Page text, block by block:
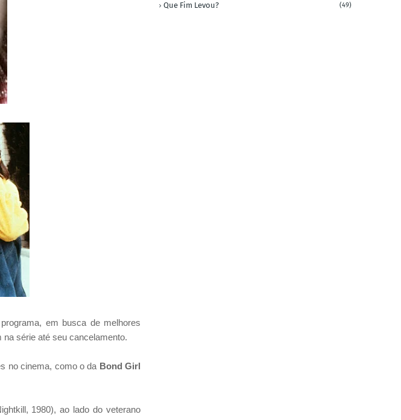
em busca de melhores
série até seu cancelamento.
no cinema, como o da Bond Girl
1980), ao lado do veterano
Que Fim Levou? (49)